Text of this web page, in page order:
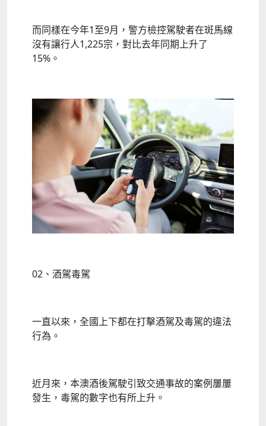
而同樣在今年1至9月，警方檢控駕駛者在斑馬線
沒有讓行人1,225宗，對比去年同期上升了
15%。
02、酒駕毒駕
一直以來，全國上下都在打擊酒駕及毒駕的違法
行為。
近月來，本澳酒後駕駛引致交通事故的案例屢屢
發生，毒駕的數字也有所上升。